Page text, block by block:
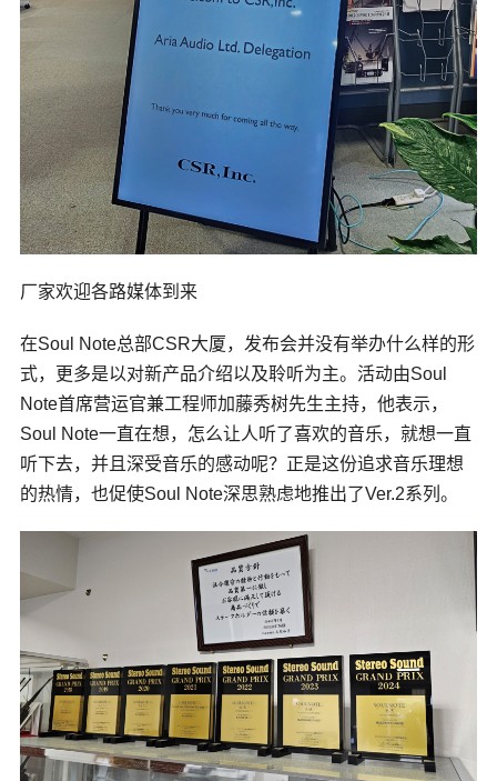
厂家欢迎各路媒体到来
在Soul Note总部CSR大厦，发布会并没有举办什么样的形
式，更多是以对新产品介绍以及聆听为主。活动由Soul
Note首席营运官兼工程师加藤秀树先生主持，他表示，
Soul Note一直在想，怎么让人听了喜欢的音乐，就想一直
听下去，并且深受音乐的感动呢？正是这份追求音乐理想
的热情，也促使Soul Note深思熟虑地推出了Ver.2系列。